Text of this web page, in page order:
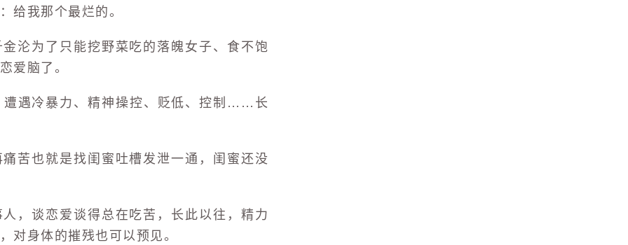
给我那个最烂的。
沦为了只能挖野菜吃的落魄女子、食不饱
爱脑了。
遭遇冷暴力、精神操控、贬低、控制……长
苦也就是找闺蜜吐槽发泄一通，闺蜜还没
，谈恋爱谈得总在吃苦，长此以往，精力
对身体的摧残也可以预见。